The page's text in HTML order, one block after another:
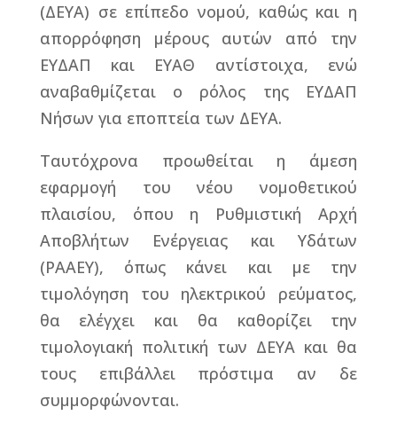
(ΔΕΥΑ) σε επίπεδο νομού, καθώς και η
απορρόφηση μέρους αυτών από την
ΕΥΔΑΠ και ΕΥΑΘ αντίστοιχα, ενώ
αναβαθμίζεται ο ρόλος της ΕΥΔΑΠ
Νήσων για εποπτεία των ΔΕΥΑ.
Ταυτόχρονα προωθείται η άμεση
εφαρμογή του νέου νομοθετικού
πλαισίου, όπου η Ρυθμιστική Αρχή
Αποβλήτων Ενέργειας και Υδάτων
(ΡΑΑΕΥ), όπως κάνει και με την
τιμολόγηση του ηλεκτρικού ρεύματος,
θα ελέγχει και θα καθορίζει την
τιμολογιακή πολιτική των ΔΕΥΑ και θα
τους επιβάλλει πρόστιμα αν δε
συμμορφώνονται.